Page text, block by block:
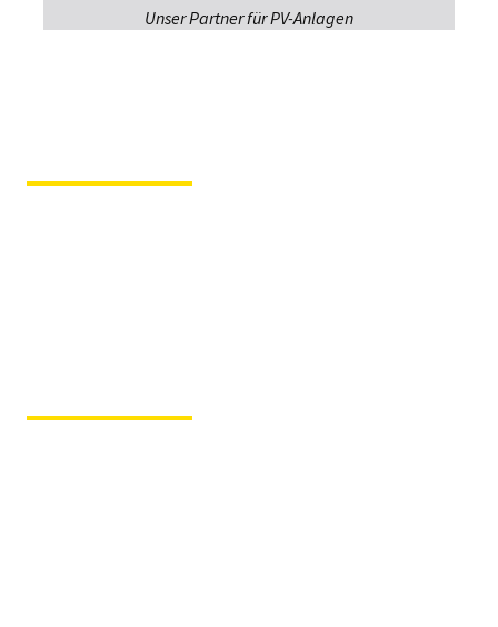
Unser Partner für PV-Anlagen